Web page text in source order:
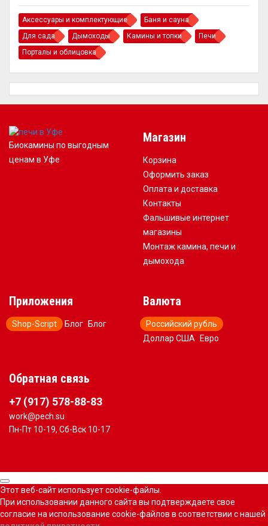
Аксессуары и комплектующие
Баня и сауна
Для сада
Дымоходы Камины и топки
Печи
Порталы и облицовка
Биокамины по выгодным
ценам в Уфе
Магазин
Корзина
Оформить заказ
Оплата и доставка
Контакты
Фальшивые интернет
магазины
Монтаж камина, печи и
дымохода
Приложения
Shop-Script Блог Блог
Валюта
Российский рубль
Доллар США
Евро
Обратная связь
+7 (917) 578-88-83
work@pech.su
Пн-Пт 10-19, Сб-Вск 10-17
Этот веб-сайт использует cookie-файлы.
При использовании данного сайта вы подтверждаете свое
согласие на использование cookie-файлов в соответствии с нашей